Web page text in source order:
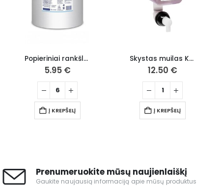
Popieriniai rankšluosčiai GRITE Standart 300 Plus Skystas muilas Katrin Handwash, 500 ml
Prenumeruokite mūsų naujienlaiškį
Gaukite naujausią informaciją apie mūsų produktus